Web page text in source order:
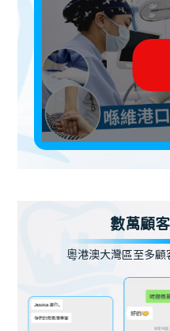
數萬顧
粵港澳大灣區至多